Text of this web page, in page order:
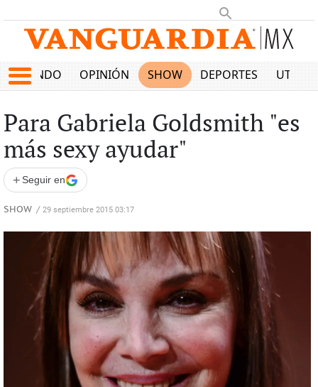
MUNDO OPINIÓN SHOW DEPORTES
Para Gabriela Goldsmith "es
más sexy ayudar"
+ Seguir en
SHOW / 29 septiembre 2015 03:17